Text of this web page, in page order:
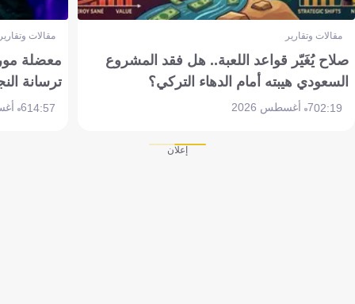
مقالات وتقارير
صلاح يُغَيّر قواعد اللعبة.. هل فقد المشروع
السعودي هيبته أمام الدهاء التركي؟
02:197 أغسطس 2026
مقالات
معضلة
ترسانة
14:576 أغسطس 2026
إعلان